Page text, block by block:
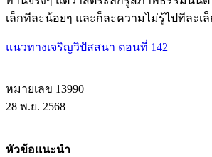
เล็กทีละน้อยๆ และก็ละความไม่รู้ไปทีละเ
แนวทางเจริญวิปัสสนา ตอนที่ 142
หมายเลข 13990
28 พ.ย. 2568
หัวข้อแนะนำ